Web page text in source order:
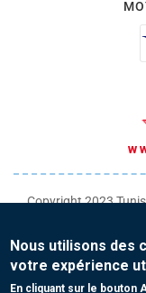
Copyright 2023
Conditions générales
Protection de vos
Nous utilisons des
votre expérience
En cliquant sur le bouton